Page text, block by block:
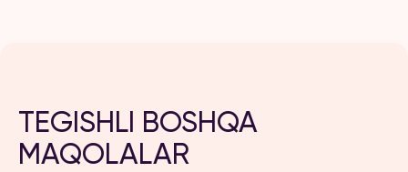
TEGISHLI BOSHQA
MAQOLALAR